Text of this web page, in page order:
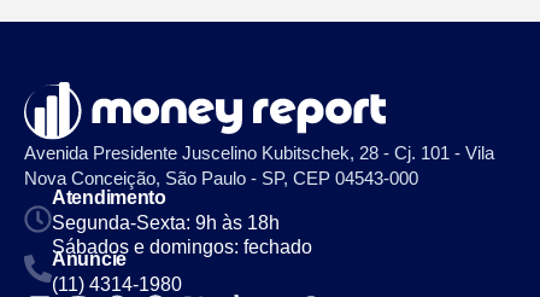
Avenida Presidente Juscelino Kubitschek, 28 - Cj. 101 - Vila
Nova Conceição, São Paulo - SP, CEP 04543-000
Atendimento
Segunda-Sexta: 9h às 18h
Sábados e domingos: fechado
Anuncie
(11) 4314-1980